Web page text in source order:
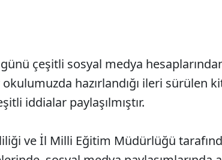
çeşitli sosyal medya
hazırlandığı ileri sürülen
iddialar paylaşılmıştır.
ve İl Milli Eğitim Müdürlüğü